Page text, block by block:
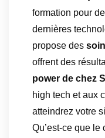
formation pour
dernières
propose des
offrent des
power de chez
high tech et aux
atteindrez votre
Qu’est-ce que le